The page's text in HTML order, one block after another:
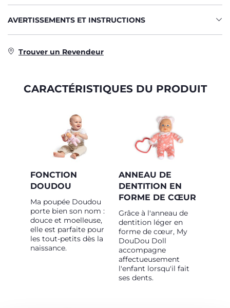
AVERTISSEMENTS ET INSTRUCTIONS
Trouver un Revendeur
CARACTÉRISTIQUES DU PRODUIT
FONCTION
DOUDOU
Ma poupée Doudou
porte bien son nom :
douce et moelleuse,
elle est parfaite pour
les tout-petits dès la
naissance.
ANNEAU DE
DENTITION EN
FORME DE CŒUR
Grâce à l'anneau de
dentition léger en
forme de cœur, My
DouDou Doll
accompagne
affectueusement
l'enfant lorsqu'il fait
ses dents.